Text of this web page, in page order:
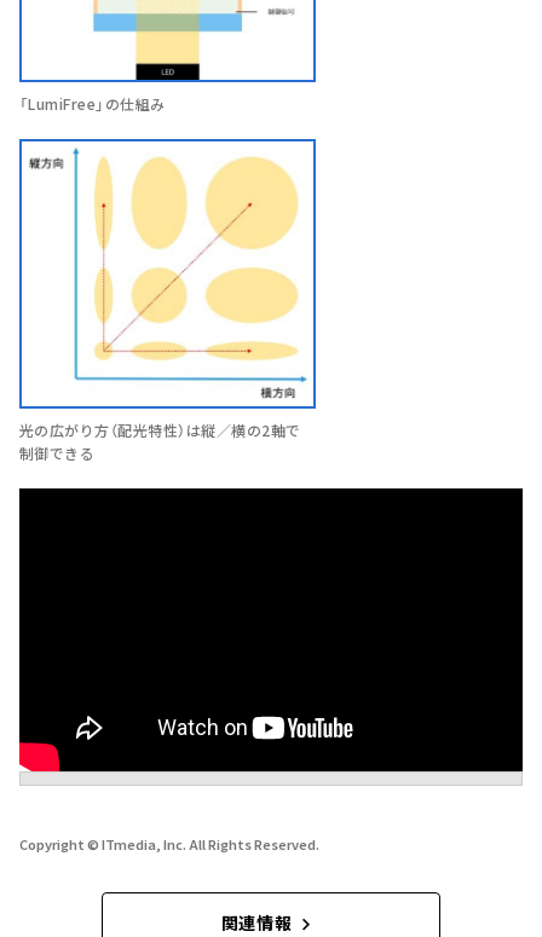
「LumiFree」の仕組み
光の広がり方（配光特性）は縦／横の2軸で
制御できる
Copyright © ITmedia, Inc. All Rights Reserved.
関連情報